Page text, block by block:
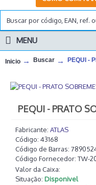
MENU
Inicio Buscar PEQUI -
PEQUI - PRATO
Fabricante: ATLAS
Código: 43168
Código de Barras:
Código Fornecedor: TW-
Valor da Caixa:
Situação: Disponivel